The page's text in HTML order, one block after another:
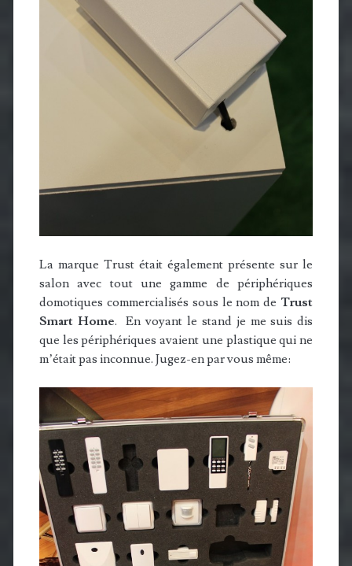
La marque Trust était également présente sur le
salon avec tout une gamme de périphériques
domotiques commercialisés sous le nom de Trust
Smart Home. En voyant le stand je me suis dis
que les périphériques avaient une plastique qui ne
m’était pas inconnue. Jugez-en par vous même: